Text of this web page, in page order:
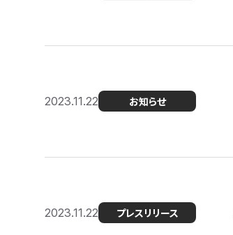
2023.11.22 お知らせ
2023.11.22 プレスリリース